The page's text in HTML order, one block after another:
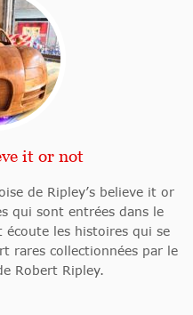
it or not
de Ripley’s believe it or
qui sont entrées dans le
écoute les histoires qui se
rares collectionnées par le
Robert Ripley.